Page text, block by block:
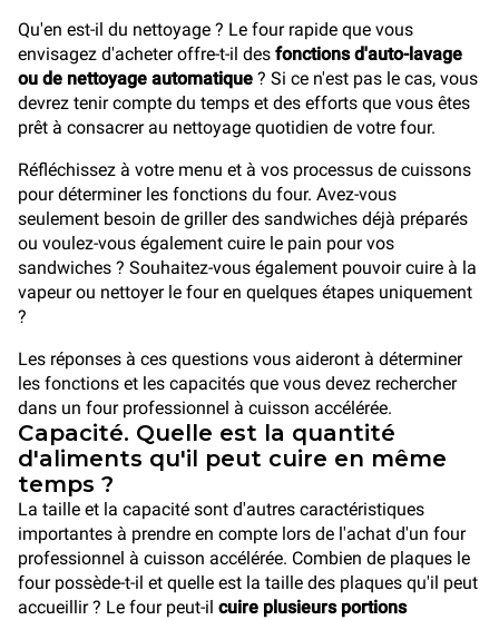
Qu'en est-il du nettoyage ? Le four rapide que vous
envisagez d'acheter offre-t-il des fonctions d'auto-lavage
ou de nettoyage automatique ? Si ce n'est pas le cas, vous
devrez tenir compte du temps et des efforts que vous êtes
prêt à consacrer au nettoyage quotidien de votre four.
Réfléchissez à votre menu et à vos processus de cuissons
pour déterminer les fonctions du four. Avez-vous
seulement besoin de griller des sandwiches déjà préparés
ou voulez-vous également cuire le pain pour vos
sandwiches ? Souhaitez-vous également pouvoir cuire à la
vapeur ou nettoyer le four en quelques étapes uniquement
?
Les réponses à ces questions vous aideront à déterminer
les fonctions et les capacités que vous devez rechercher
dans un four professionnel à cuisson accélérée.
Capacité. Quelle est la quantité
d'aliments qu'il peut cuire en même
temps ?
La taille et la capacité sont d'autres caractéristiques
importantes à prendre en compte lors de l'achat d'un four
professionnel à cuisson accélérée. Combien de plaques le
four possède-t-il et quelle est la taille des plaques qu'il peut
accueillir ? Le four peut-il cuire plusieurs portions